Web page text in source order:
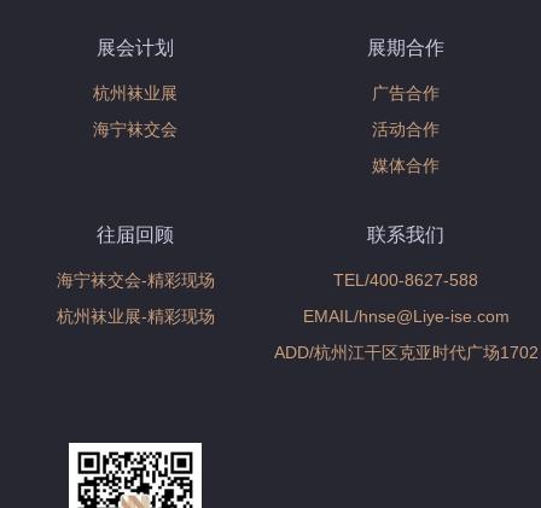
展会计划
杭州袜业展
海宁袜交会
展期合作
广告合作
活动合作
媒体合作
往届回顾
海宁袜交会-精彩现场
杭州袜业展-精彩现场
联系我们
TEL/400-8627-588
EMAIL/hnse@Liye-ise.com
ADD/杭州江干区克亚时代广场1702